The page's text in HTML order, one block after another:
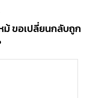
ม้ ขอเปลี่ยนกลับถูก